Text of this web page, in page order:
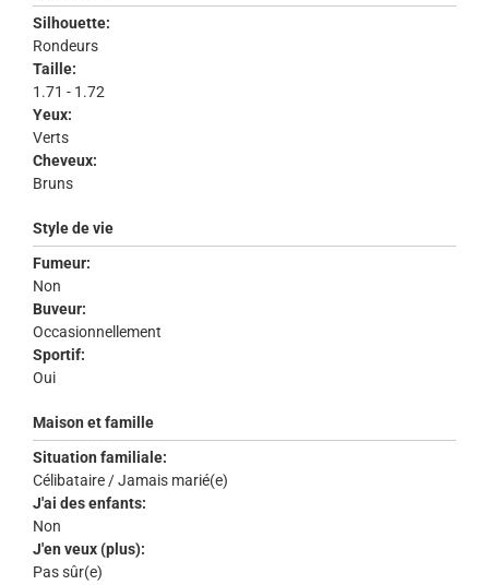
Silhouette:
Rondeurs
Taille:
1.71 - 1.72
Yeux:
Verts
Cheveux:
Bruns
Style de vie
Fumeur:
Non
Buveur:
Occasionnellement
Sportif:
Oui
Maison et famille
Situation familiale:
Célibataire / Jamais marié(e)
J'ai des enfants:
Non
J'en veux (plus):
Pas sûr(e)